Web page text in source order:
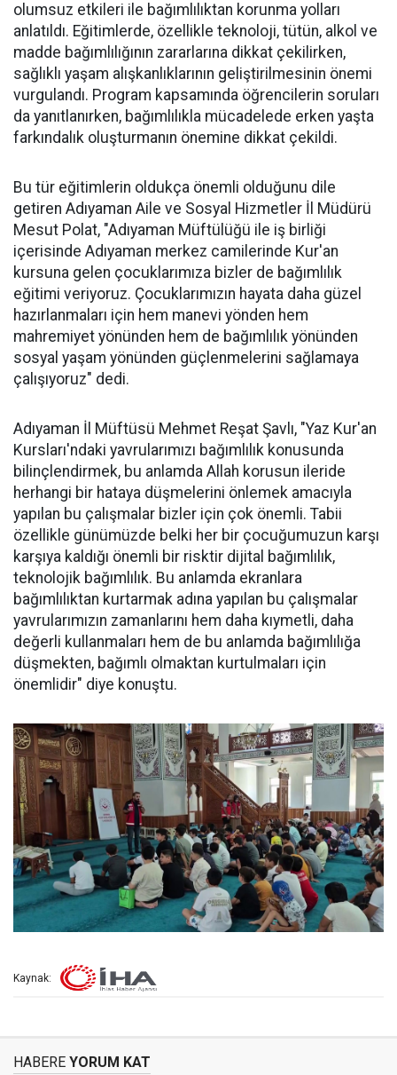
olumsuz etkileri ile bağımlılıktan korunma yolları
anlatıldı. Eğitimlerde, özellikle teknoloji, tütün, alkol ve
madde bağımlılığının zararlarına dikkat çekilirken,
sağlıklı yaşam alışkanlıklarının geliştirilmesinin önemi
vurgulandı. Program kapsamında öğrencilerin soruları
da yanıtlanırken, bağımlılıkla mücadelede erken yaşta
farkındalık oluşturmanın önemine dikkat çekildi.
Bu tür eğitimlerin oldukça önemli olduğunu dile
getiren Adıyaman Aile ve Sosyal Hizmetler İl Müdürü
Mesut Polat, "Adıyaman Müftülüğü ile iş birliği
içerisinde Adıyaman merkez camilerinde Kur'an
kursuna gelen çocuklarımıza bizler de bağımlılık
eğitimi veriyoruz. Çocuklarımızın hayata daha güzel
hazırlanmaları için hem manevi yönden hem
mahremiyet yönünden hem de bağımlılık yönünden
sosyal yaşam yönünden güçlenmelerini sağlamaya
çalışıyoruz" dedi.
Adıyaman İl Müftüsü Mehmet Reşat Şavlı, "Yaz Kur'an
Kursları'ndaki yavrularımızı bağımlılık konusunda
bilinçlendirmek, bu anlamda Allah korusun ileride
herhangi bir hataya düşmelerini önlemek amacıyla
yapılan bu çalışmalar bizler için çok önemli. Tabii
özellikle günümüzde belki her bir çocuğumuzun karşı
karşıya kaldığı önemli bir risktir dijital bağımlılık,
teknolojik bağımlılık. Bu anlamda ekranlara
bağımlılıktan kurtarmak adına yapılan bu çalışmalar
yavrularımızın zamanlarını hem daha kıymetli, daha
değerli kullanmaları hem de bu anlamda bağımlılığa
düşmekten, bağımlı olmaktan kurtulmaları için
önemlidir" diye konuştu.
Kaynak:
HABERE YORUM KAT